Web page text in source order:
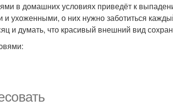
в домашних условиях приведёт к
ухоженными, о них нужно заботиться
и думать, что красивый внешний вид